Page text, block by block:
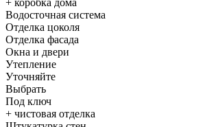
+ коробка дома
Водосточная система
Отделка цоколя
Отделка фасада
Окна и двери
Утепление
Уточняйте
Выбрать
Под ключ
+ чистовая отделка